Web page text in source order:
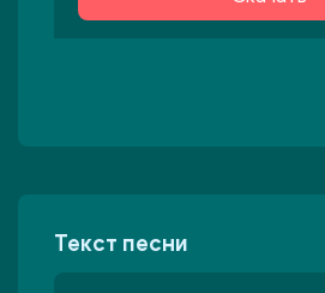
Текст песни